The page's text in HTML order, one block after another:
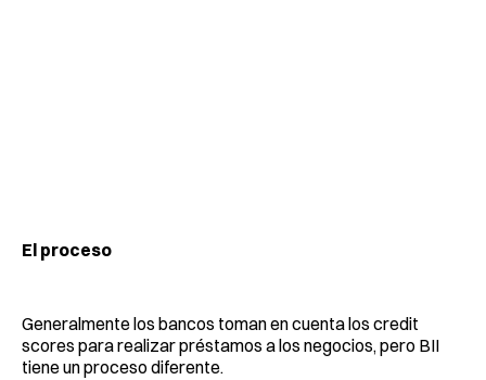
El proceso
Generalmente los bancos toman en cuenta los credit
scores para realizar préstamos a los negocios, pero BII
tiene un proceso diferente.